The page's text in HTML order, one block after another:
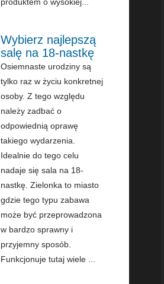
Wybierz najlepszą
salę na 18-nastkę
Osiemnaste urodziny są
tylko raz w życiu konkretnej
osoby. Z tego względu
należy zadbać o
odpowiednią oprawę
takiego wydarzenia.
Idealnie do tego celu
nadaje się sala na 18-
nastkę. Zielonka to miasto
gdzie tego typu zabawa
może być przeprowadzona
w bardzo sprawny i
przyjemny sposób.
Funkcjonuje tutaj wiele ...